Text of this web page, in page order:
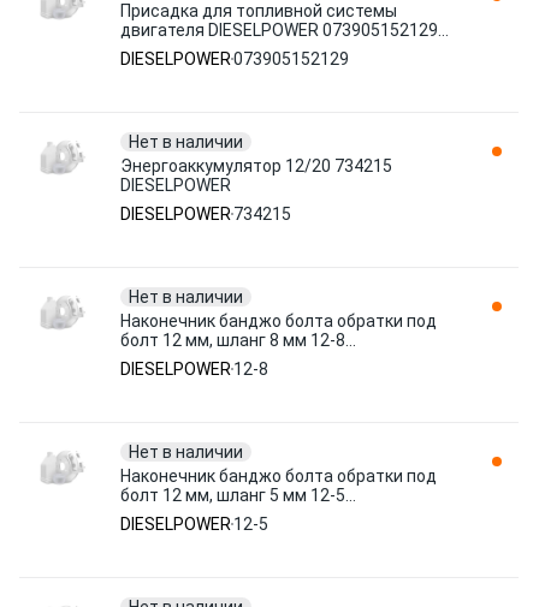
Присадка для топливной системы
двигателя DIESELPOWER 073905152129
дизельное 0.355 л
DIESELPOWER073905152129
Нет в наличии
Энергоаккумулятор 12/20 734215
DIESELPOWER
DIESELPOWER 734215
Нет в наличии
Наконечник банджо болта обратки под
болт 12 мм, шланг 8 мм 12-8
DIESELPOWER
DIESELPOWER 12-8
Нет в наличии
Наконечник банджо болта обратки под
болт 12 мм, шланг 5 мм 12-5
DIESELPOWER
DIESELPOWER 12-5